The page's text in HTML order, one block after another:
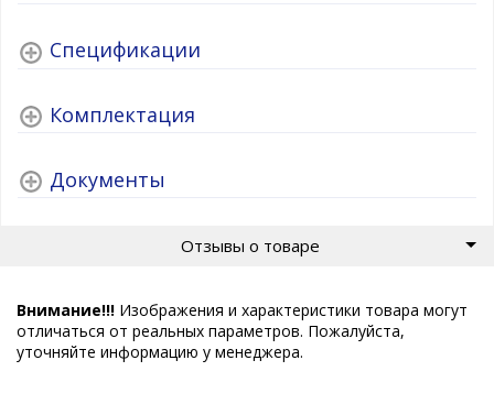
Спецификации
Комплектация
Документы
Отзывы о товаре
Внимание!!! Изображения и характеристики товара могут
отличаться от реальных параметров. Пожалуйста,
уточняйте информацию у менеджера.